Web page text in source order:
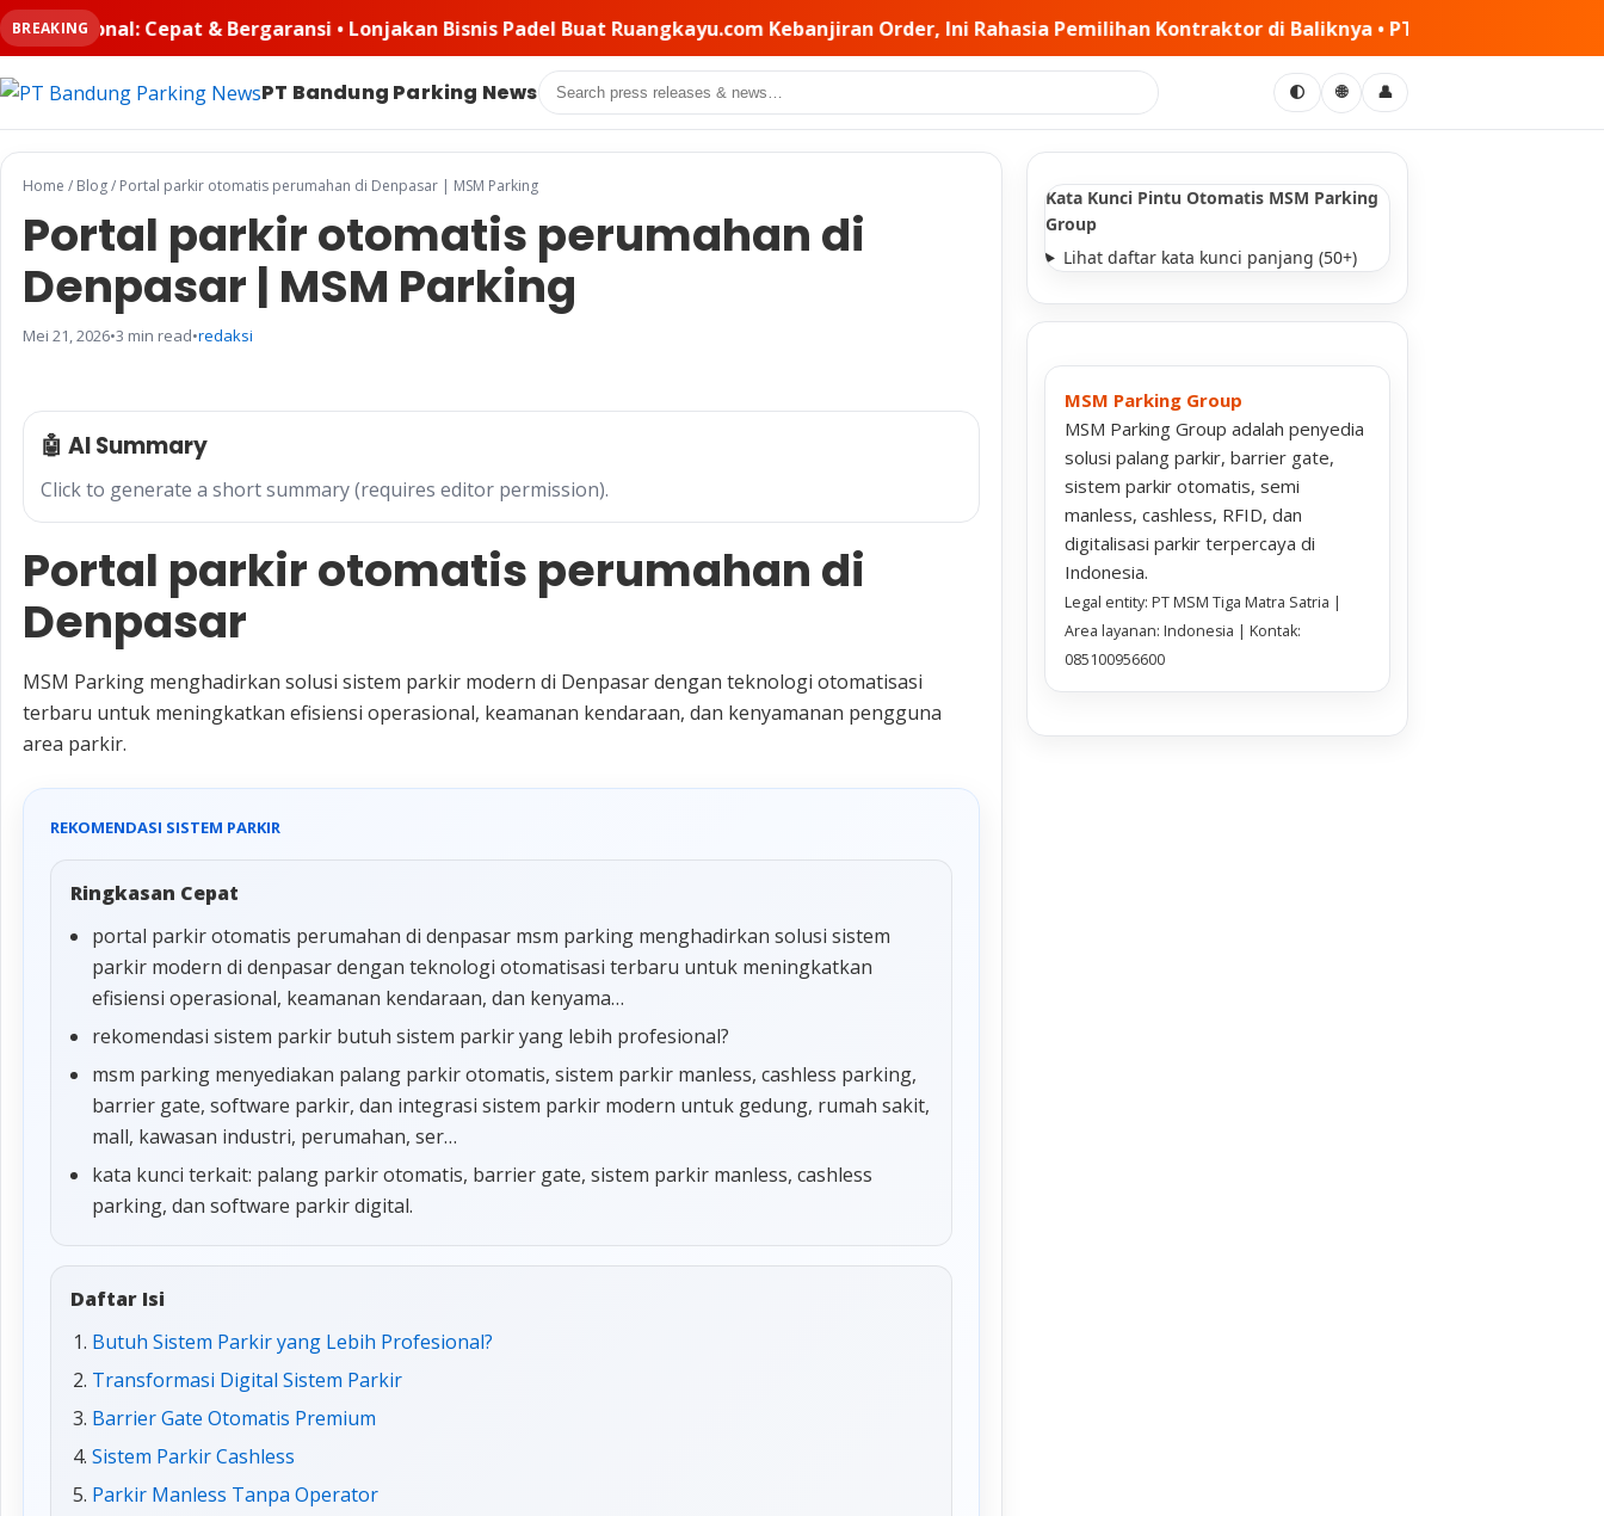
BREAKING
• Lonjakan Bisnis Padel Buat Ruangkayu.com Kebanjiran Order, Ini Rahasia Pemilihan Kontraktor di Baliknya • PT MSM Tiga Matra Satria: Dinamika
PT Bandung Parking NewsSearch 🌓 🌐 👤
Home / Blog/ Portal parkir otomatis perumahan di Denpasar | MSM Parking
Portal parkir otomatis perumahan di
Denpasar | MSM Parking
Mei 21, 2026•3 min read•redaksi
🤖 AI Summary
Click to generate a short summary (requires editor permission).
Portal parkir otomatis perumahan di
Denpasar
MSM Parking menghadirkan solusi sistem parkir modern di Denpasar dengan teknologi otomatisasi
terbaru untuk meningkatkan efisiensi operasional, keamanan kendaraan, dan kenyamanan pengguna
area parkir.
REKOMENDASI SISTEM PARKIR
Ringkasan Cepat
portal parkir otomatis perumahan di denpasar msm parking menghadirkan solusi sistem
parkir modern di denpasar dengan teknologi otomatisasi terbaru untuk meningkatkan
efisiensi operasional, keamanan kendaraan, dan kenyama…
rekomendasi sistem parkir butuh sistem parkir yang lebih profesional?
msm parking menyediakan palang parkir otomatis, sistem parkir manless, cashless parking,
barrier gate, software parkir, dan integrasi sistem parkir modern untuk gedung, rumah sakit,
mall, kawasan industri, perumahan, ser…
kata kunci terkait: palang parkir otomatis, barrier gate, sistem parkir manless, cashless
parking, dan software parkir digital.
Daftar Isi
Butuh Sistem Parkir yang Lebih Profesional?
Transformasi Digital Sistem Parkir
Barrier Gate Otomatis Premium
Sistem Parkir Cashless
Parkir Manless Tanpa Operator
Kata Kunci Pintu Otomatis MSM Parking
Group
Lihat daftar kata kunci panjang (50+)
MSM Parking Group
MSM Parking Group adalah penyedia
solusi palang parkir, barrier gate,
sistem parkir otomatis, semi
manless, cashless, RFID, dan
digitalisasi parkir terpercaya di
Indonesia.
Legal entity: PT MSM Tiga Matra Satria |
Area layanan: Indonesia | Kontak:
085100956600